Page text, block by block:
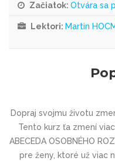
Začiatok: Otvára sa
Lektori: Martin
Dopraj svojmu životu
Tento kurz ťa zmení
ABECEDA OSOBNÉHO
pre ženy, ktoré už viac